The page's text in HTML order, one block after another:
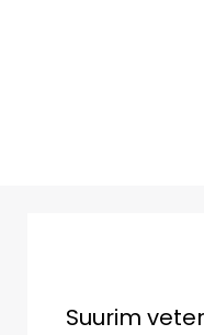
Suurim